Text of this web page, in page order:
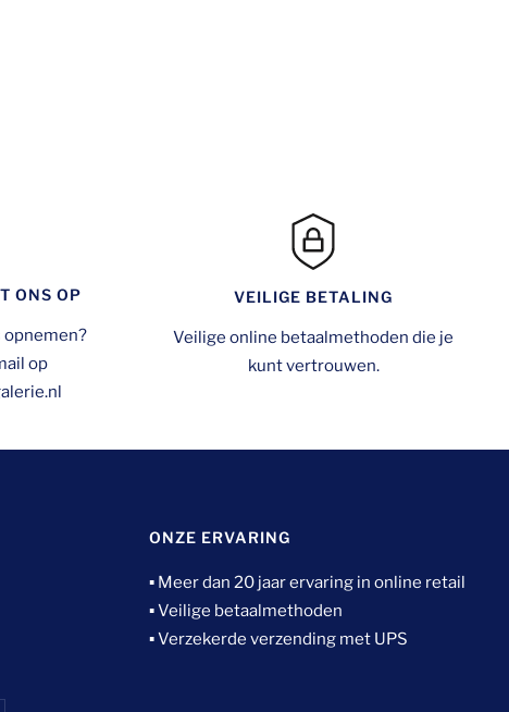
ONS OP
op
VEILIGE BETALING
Veilige online betaalmethoden die je
kunt vertrouwen.
ONZE ERVARING
▪ Meer dan 20 jaar ervaring in online retail
▪ Veilige betaalmethoden
▪ Verzekerde verzending met UPS